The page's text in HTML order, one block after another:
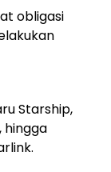
obligasi
Starship,